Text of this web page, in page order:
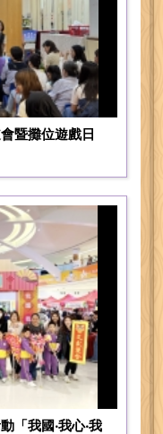
暨攤位遊戲日
「我國‧我心‧我